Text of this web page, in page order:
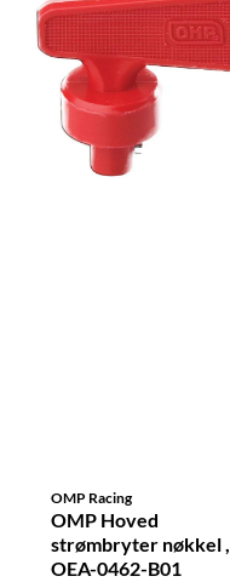
OMP Racing
OMP Hoved
strømbryter nøkkel ,
OEA-0462-B01